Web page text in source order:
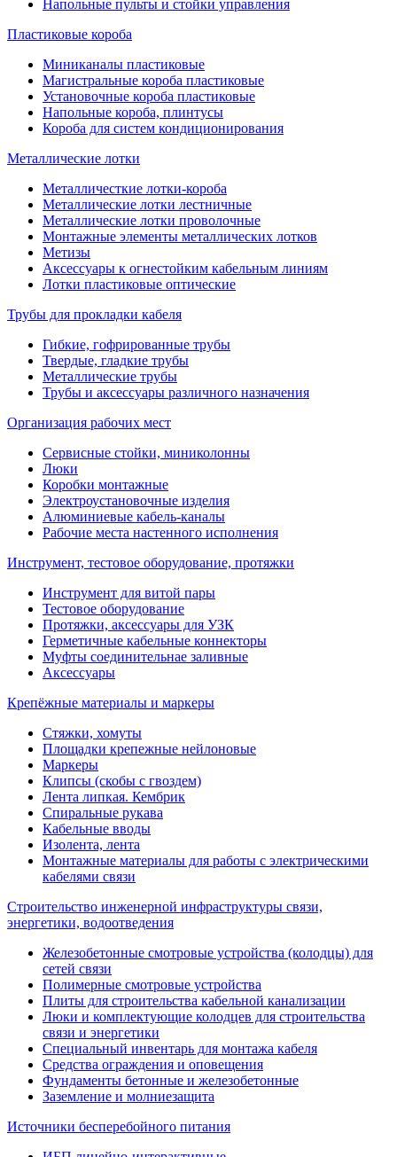
Напольные пульты и стойки управления
Пластиковые короба
Миниканалы пластиковые
Магистральные короба пластиковые
Установочные короба пластиковые
Напольные короба, плинтусы
Короба для систем кондиционирования
Металлические лотки
Металличесткие лотки-короба
Металлические лотки лестничные
Металлические лотки проволочные
Монтажные элементы металлических лотков
Метизы
Аксессуары к огнестойким кабельным линиям
Лотки пластиковые оптические
Трубы для прокладки кабеля
Гибкие, гофрированные трубы
Твердые, гладкие трубы
Металлические трубы
Трубы и аксессуары различного назначения
Организация рабочих мест
Сервисные стойки, миниколонны
Люки
Коробки монтажные
Электроустановочные изделия
Алюминиевые кабель-каналы
Рабочие места настенного исполнения
Инструмент, тестовое оборудование, протяжки
Инструмент для витой пары
Тестовое оборудование
Протяжки, аксессуары для УЗК
Герметичные кабельные коннекторы
Муфты соединительнае заливные
Аксессуары
Крепёжные материалы и маркеры
Стяжки, хомуты
Площадки крепежные нейлоновые
Маркеры
Клипсы (скобы с гвоздем)
Лента липкая. Кембрик
Спиральные рукава
Кабельные вводы
Изолента, лента
Монтажные материалы для работы с электрическими
кабелями связи
Строительство инженерной инфраструктуры связи,
энергетики, водоотведения
Железобетонные смотровые устройства (колодцы) для
сетей связи
Полимерные смотровые устройства
Плиты для строительства кабельной канализации
Люки и комплектующие колодцев для строительства
связи и энергетики
Специальный инвентарь для монтажа кабеля
Средства ограждения и оповещения
Фундаменты бетонные и железобетонные
Заземление и молниезащита
Источники бесперебойного питания